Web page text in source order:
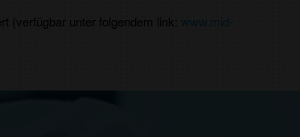
(verfügbar unter folgendem link: www.mid-